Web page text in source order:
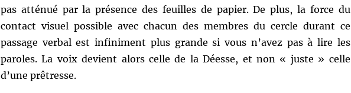
pas atténué par la présence des feuilles de papier. De plus, la force du
contact visuel possible avec chacun des membres du cercle durant ce
passage verbal est infiniment plus grande si vous n’avez pas à lire les
paroles. La voix devient alors celle de la Déesse, et non « juste » celle
d’une prêtresse.